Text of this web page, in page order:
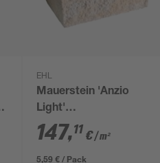
EHL
Mauerstein 'Anzio
Light'
sandsetinfarben 25 x
18 x 15 cm
147,11 €/ m²
5,59 € / Pack